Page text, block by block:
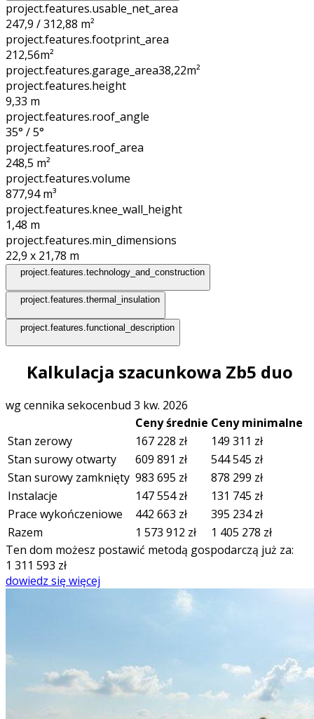
project.features.usable_net_area
247,9 / 312,88 m²
project.features.footprint_area
212,56m²
project.features.garage_area38,22m²
project.features.height
9,33 m
project.features.roof_angle
35° / 5°
project.features.roof_area
248,5 m²
project.features.volume
877,94m³
project.features.knee_wall_height
1,48 m
project.features.min_dimensions
22,9 x 21,78 m
project.features.technology_and_construction
project.features.thermal_insulation
project.features.functional_description
Kalkulacja szacunkowa Zb5 duo
wg cennika sekocenbud 3 kw. 2026
Ceny średnie Ceny minimalne
Stan zerowy
167 228 zł 149 311 zł
Stan surowy otwarty
609 891 zł 544 545 zł
Stan surowy zamknięty 983 695 zł 878 299 zł
Instalacje
147 554zł 131 745 zł
Prace wykończeniowe
442 663 zł 395 234zł
Razem
1 573 912 zł 1 405 278 zł
Ten dom możesz postawić metodą gospodarczą już za:
1 311 593 zł
dowiedz się więcej